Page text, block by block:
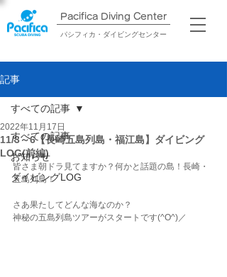
Pacifica Diving Center​
パシフィカ・ダイビングセンター
記事
すべての記事
お知らせ
ダイビングLOG
すべての記事
11/3～6【長崎五島列島・福江島】ダイビング
LOG(前編)
2022年11月17日
皆さま朝ドラ見てますか？何かと話題の島！長崎・
五島列島！
さあ果たしてどんな海なのか？
神秘の五島列島ツアーがスタートです(^O^)／